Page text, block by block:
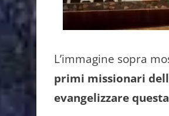
L’immagine sopra
primi missionari
evangelizzare